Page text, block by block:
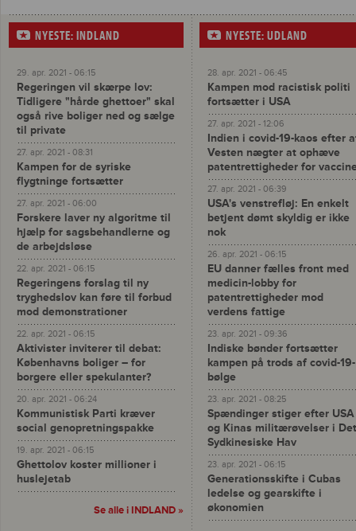
NYESTE: INDLAND
29. apr. 2021 - 06:15
Regeringen vil skærpe lov:
Tidligere "hårde ghettoer" skal
også rive boliger ned og sælge
til private
27. apr. 2021 - 08:31
Kampen for de syriske
flygtninge fortsætter
27. apr. 2021 - 06:00
Forskere laver ny algoritme til
hjælp for sagsbehandlerne og
de arbejdsløse
22. apr. 2021 - 06:15
Regeringens forslag til ny
tryghedslov kan føre til forbud
mod demonstrationer
22. apr. 2021 - 06:15
Aktivister inviterer til debat:
Københavns boliger – for
borgere eller spekulanter?
20. apr. 2021 - 06:24
Kommunistisk Parti kræver
social genopretningspakke
19. apr. 2021 - 06:15
Ghettolov koster millioner i
huslejetab
Se alle i INDLAND »
NYESTE: UDLAND
28. apr. 2021 - 06:45
Kampen mod racistisk politi
fortsætter i USA
27. apr. 2021 - 12:06
Indien i covid-19-kaos efter
Vesten nægter at ophæve
patentrettigheder for
27. apr. 2021 - 06:39
USA's venstrefløj: En enkelt
betjent dømt skyldig er ikke
nok
26. apr. 2021 - 06:15
EU danner fælles front med
medicin-lobby for
patentrettigheder mod
verdens fattige
23. apr. 2021 - 09:36
Indiske bønder fortsætter
kampen på trods af covid-19-
bølge
23. apr. 2021 - 08:25
Spændinger stiger efter USA
og Kinas militærøvelser i Det
Sydkinesiske Hav
23. apr. 2021 - 06:15
Generationsskifte i Cubas
ledelse og gearskifte i
økonomien